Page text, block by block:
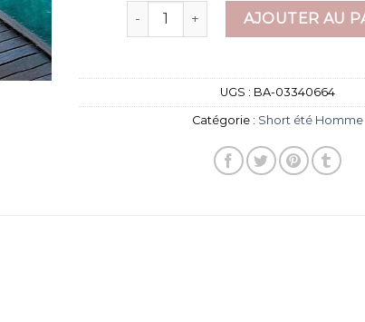
quantité de short été homme
AJOUTER AU
UGS : BA-03340664
Catégorie : Short été Homme